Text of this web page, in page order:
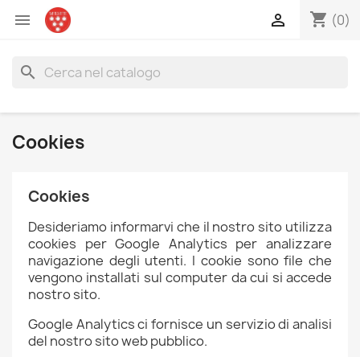
 shopping_cart (0)

search
Cookies
Cookies
Desideriamo informarvi che il nostro sito utilizza
cookies per Google Analytics per analizzare
navigazione degli utenti. I cookie sono file che
vengono installati sul computer da cui si accede
nostro sito.
Google Analytics ci fornisce un servizio di analisi
del nostro sito web pubblico.